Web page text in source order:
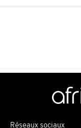
Réseaux sociaux